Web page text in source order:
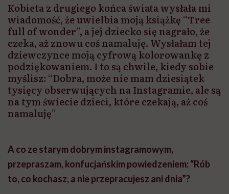
Kobieta z drugiego końca świata wysłała mi
wiadomość, że uwielbia moją książkę “Tree
full of wonder”, a jej dziecko się nagrało, że
czeka, aż znowu coś namaluję. Wysłałam tej
dziewczynce moją cyfrową kolorowankę z
podziękowaniem. I to są chwile, kiedy sobie
myślisz: “Dobra, może nie mam dziesiątek
tysięcy obserwujących na Instagramie, ale są
na tym świecie dzieci, które czekają, aż coś
namaluję”
A co ze starym dobrym instagramowym,
przepraszam, konfucjańskim powiedzeniem: “Rób
to, co kochasz, a nie przepracujesz ani dnia”?